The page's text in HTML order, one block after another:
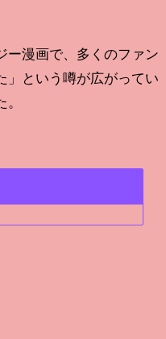
ー漫画で、多くのファン
」という噂が広がってい